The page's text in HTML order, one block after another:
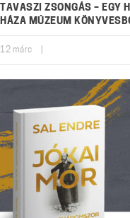
TAVASZI ZSONGÁS – EGY
HÁZA MÚZEUM
12 márc